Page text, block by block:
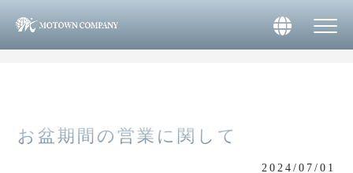
MOTOWN株式会社 HOME
お盆期間の営業に関して
2024/07/01